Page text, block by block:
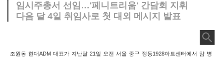
임시주총서 선임…'페니트리움' 간담회 지휘
다음 달 4일 취임사로 첫 대외 메시지 발표
조원동 현대ADM 대표가 지난달 21일 오전 서울 중구 정동1928아트센터에서 암 병